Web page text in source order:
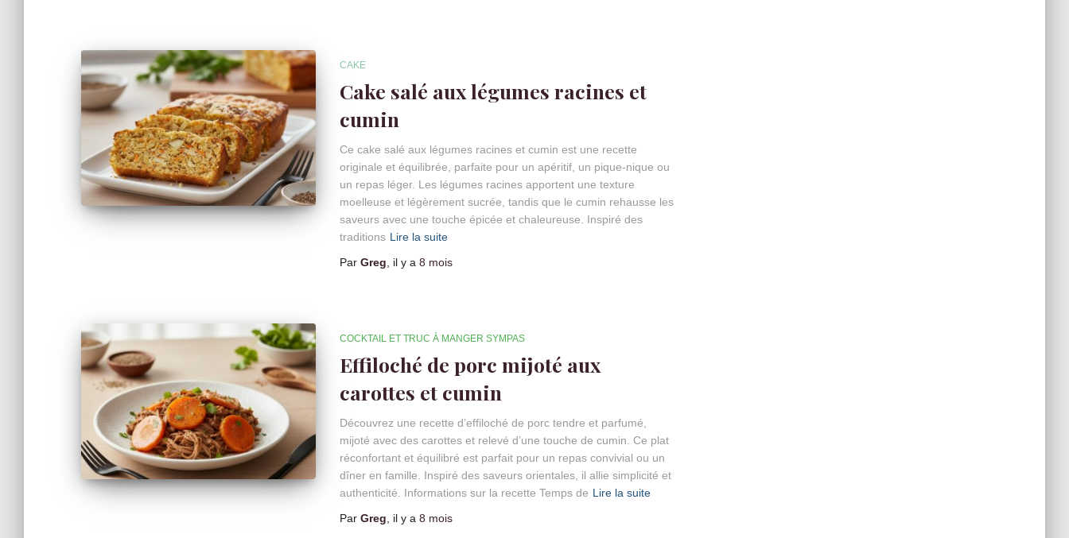
CAKE
Cake salé aux légumes racines et
cumin
Ce cake salé aux légumes racines et cumin est une recette
originale et équilibrée, parfaite pour un apéritif, un pique-nique ou
un repas léger. Les légumes racines apportent une texture
moelleuse et légèrement sucrée, tandis que le cumin rehausse les
saveurs avec une touche épicée et chaleureuse. Inspiré des
traditions Lire la suite
Par Greg , il y a 8 mois
COCKTAIL ET TRUC À MANGER SYMPAS
Effiloché de porc mijoté aux
carottes et cumin
Découvrez une recette d’effiloché de porc tendre et parfumé,
mijoté avec des carottes et relevé d’une touche de cumin. Ce plat
réconfortant et équilibré est parfait pour un repas convivial ou un
dîner en famille. Inspiré des saveurs orientales, il allie simplicité et
authenticité. Informations sur la recette Temps de Lire la suite
Par Greg , il y a 8 mois